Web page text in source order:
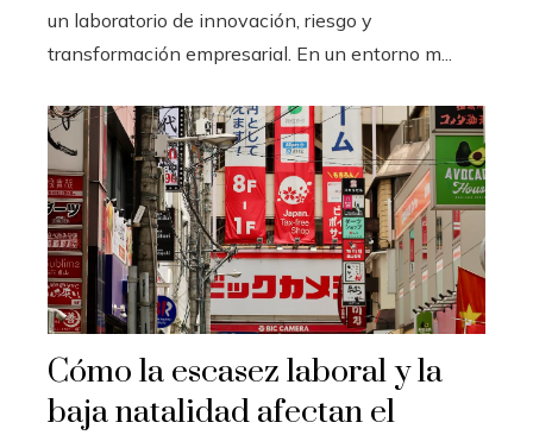
un laboratorio de innovación, riesgo y
transformación empresarial. En un entorno m...
Cómo la escasez laboral y la
baja natalidad afectan el